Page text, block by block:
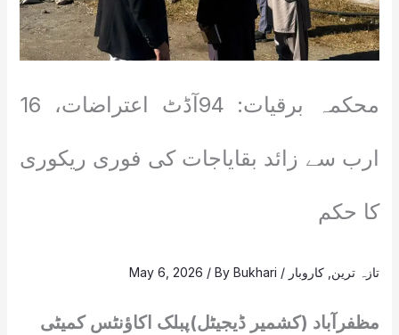
محکمہ برقیات: 94آڈٹ اعتراضات، 16
ارب سے زائد بقایاجات کی فوری ریکوری
کا حکم
تازہ ترین کاروبار /
May 6, 2026 / ByBukhari
مظفرآباد (کشمیر ڈیجیٹل)پبلک اکاؤنٹس کمیٹی